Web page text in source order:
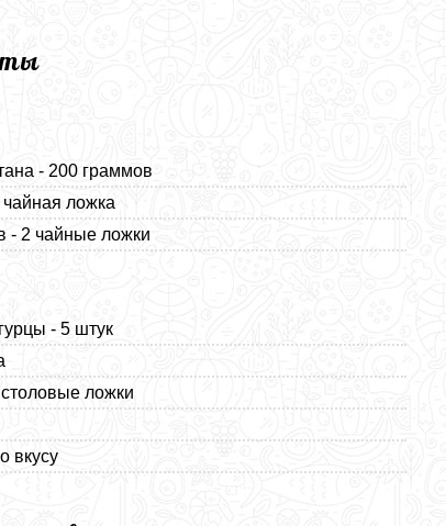
- 200 граммов
ложка
- 2 чайные ложки
- 5 штук
ложки
вкусу